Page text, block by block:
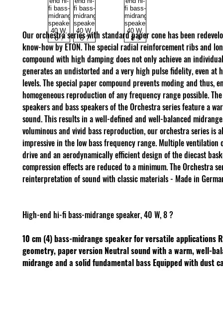
Our orchestra series with standard paper cone has been
know-how by ETON. The special radial reinforcement ribs and
compound with high damping does not only achieve an
generates an undistorted and a very high pulse fidelity, even at
levels. The special paper compound prevents moding and thus,
homogeneous reproduction of any frequency range possible.
speakers and bass speakers of the Orchestra series feature a
sound. This results in a well-defined and well-balanced
voluminous and vivid bass reproduction, our orchestra series is
impressive in the low bass frequency range. Multiple
drive and an aerodynamically efficient design of the diecast
compression effects are reduced to a minimum. The Orchestra
reinterpretation of sound with classic materials - Made in
High-end hi-fi bass-midrange speaker, 40 W, 8 ?
10 cm (4) bass-midrange speaker for versatile applications
geometry, paper version Neutral sound with a warm, well-
midrange and a solid fundamental bass Equipped with dust